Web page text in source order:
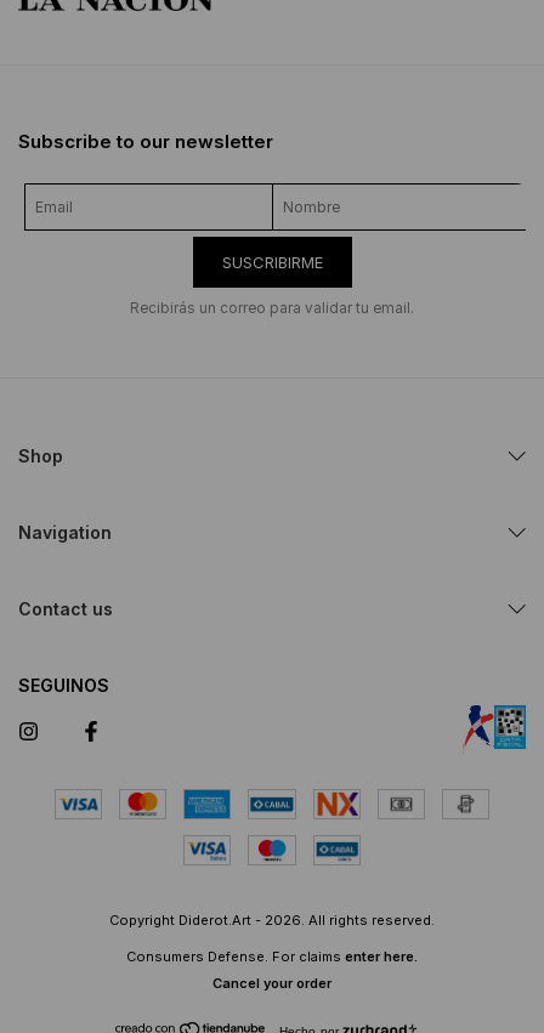
Subscribe to our newsletter
SUSCRIBIRME
Recibirás un correo para validar tu email.
Shop
Navigation
Contact us
SEGUINOS
Copyright Diderot.Art - 2026. All rights reserved.
Consumers Defense. For claims enter here.
Cancel your order